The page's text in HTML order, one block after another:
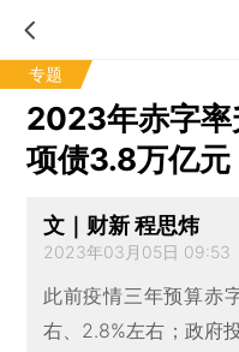
专题
2023年赤字率
项债3.8万亿元
文｜财新 程思炜
2023年03月05日 09:53
此前疫情三年预算赤
右、2.8%左右；政府